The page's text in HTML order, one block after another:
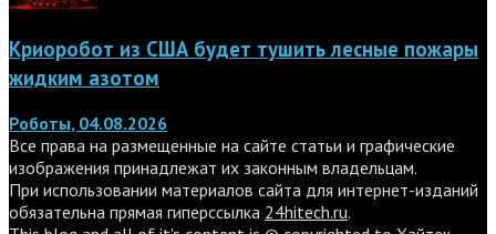
Криоробот из США будет тушить лесные пожары
жидким азотом
Роботы, 04.08.2026
Все права на размещенные на сайте статьи и графические
изображения принадлежат их законным владельцам.
При использовании материалов сайта для интернет-изданий
обязательна прямая гиперссылка 24hitech.ru.